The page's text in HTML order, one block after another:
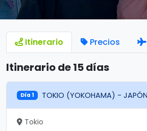
Itinerario Precios
Itinerario de 15 días
Día 1 TOKIO (YOKOHAMA) - JAPÓN
Tokio